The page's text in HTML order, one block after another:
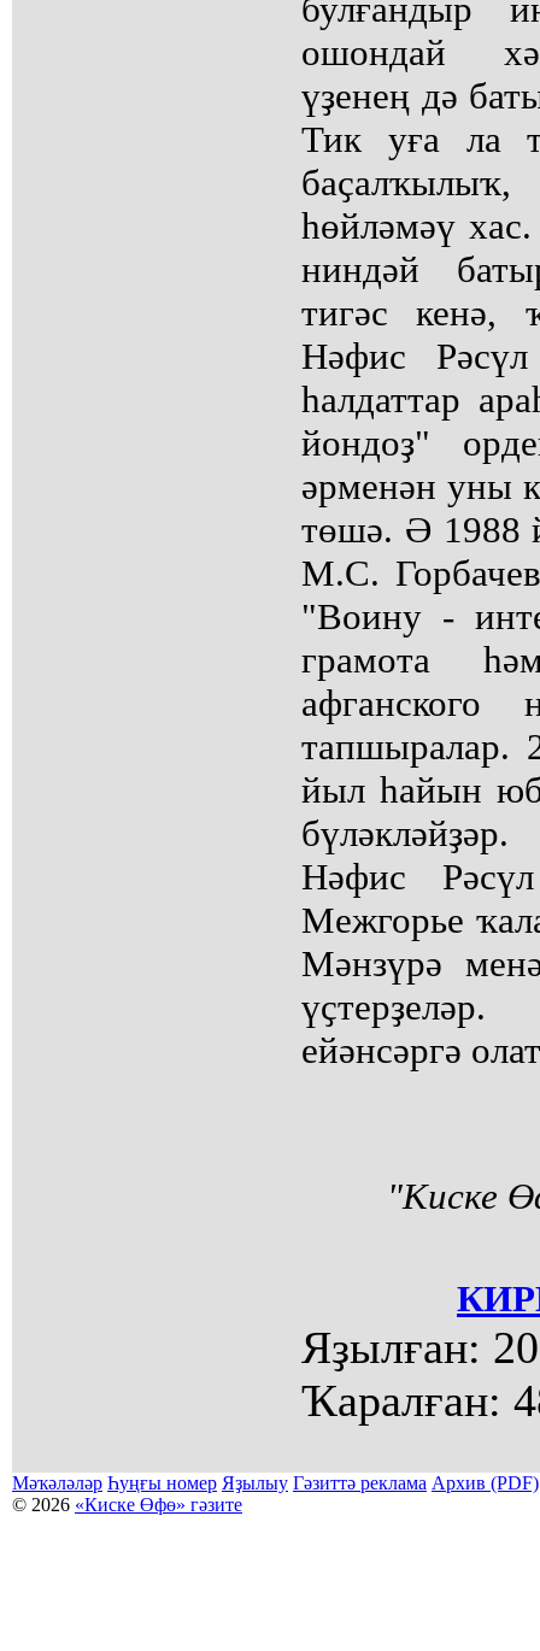
булғандыр
ошондай
үҙенең дә
Тик уға ла
баҫалҡылыҡ,
һөйләмәү
ниндәй
тигәс кенә,
Нәфис
һалдаттар
йондоҙ"
әрменән уны
төшә. Ә 1988
М.С.
"Воину -
грамота
афганского
тапшыралар.
йыл һайын
бүләкләйҙәр.
Нәфис
Межгорье
Мәнзүрә
ейәнсәргә
"Киске
Яҙылған:
Ҡаралған:
Мәҡәләләр Һуңғы номер Яҙылыу Гәзиттә реклама Архив (PDF)
© 2026 «Киске Өфө» гәзите